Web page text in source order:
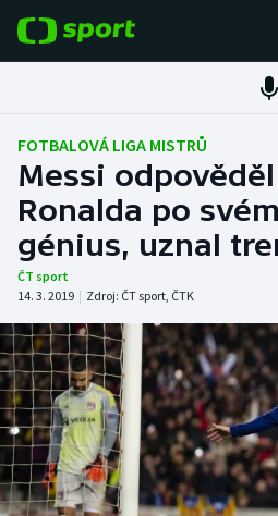
Fotbal
Hokej
Tenis
Atletika
Cyklistika
DALŠÍ SPORTY
Americký fotbal
Baseball a softbal
NEPŘEHLÉDNĚTE
Soutěže
FOTBALOVÁ LIGA MISTRŮ
Messi
Ronalda po
génius, uznal
ČT sport
14. 3. 2019 | Zdroj: ČT sport, ČTK